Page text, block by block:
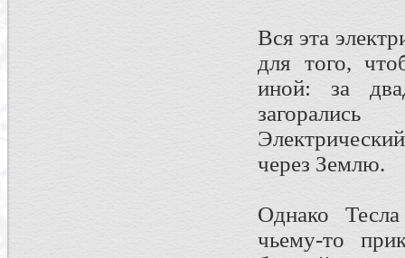
Вся эта
для того,
иной: за
через Землю.
Однако
чьему-то